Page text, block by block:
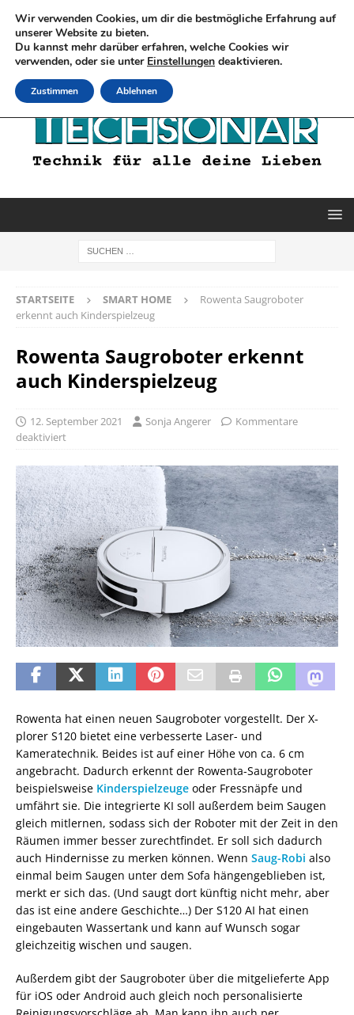
STARTSEITE SMART HOME
Rowenta Saugroboter
erkennt auch Kinderspielzeug
Rowenta Saugroboter erkennt
auch Kinderspielzeug
12. September 2021 Sonja Angerer
Kommentare
deaktiviert
Rowenta hat einen neuen Saugroboter vorgestellt. Der X-
plorer S120 bietet eine verbesserte Laser- und
Kameratechnik. Beides ist auf einer Höhe von ca. 6 cm
angebracht. Dadurch erkennt der Rowenta-Saugroboter
beispielsweise Kinderspielzeuge oder Fressnäpfe und
umfährt sie. Die integrierte KI soll außerdem beim Saugen
gleich mitlernen, sodass sich der Roboter mit der Zeit in den
Räumen immer besser zurechtfindet. Er soll sich dadurch
auch Hindernisse zu merken können. Wenn Saug-Robi also
einmal beim Saugen unter dem Sofa hängengeblieben ist,
merkt er sich das. (Und saugt dort künftig nicht mehr, aber
das ist eine andere Geschichte…) Der S120 AI hat einen
eingebauten Wassertank und kann auf Wunsch sogar
gleichzeitig wischen und saugen.
Außerdem gibt der Saugroboter über die mitgelieferte App
für iOS oder Android auch gleich noch personalisierte
Wir verwenden Cookies, um dir die bestmögliche Erfahrung auf
unserer Website zu bieten.
Du kannst mehr darüber erfahren, welche Cookies wir
verwenden, oder sie unter Einstellungen deaktivieren.
Zustimmen Ablehnen